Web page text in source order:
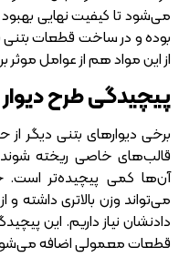
می‌شود تا کیفیت نهایی بهبود
بوده و در ساخت قطعات بتنی
از این مواد هم از عوامل
پیچیدگی طرح
برخی دیوارهای بتنی دیگر
قالب‌های خاصی ریخته
آن‌ها کمی پیچیده‌تر
می‌تواند وزن بالاتری داشته و
دادنشان نیاز داریم. این
قطعات معمولی اضافه